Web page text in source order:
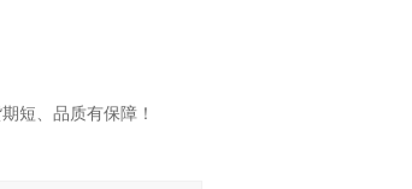
短、品质有保障！